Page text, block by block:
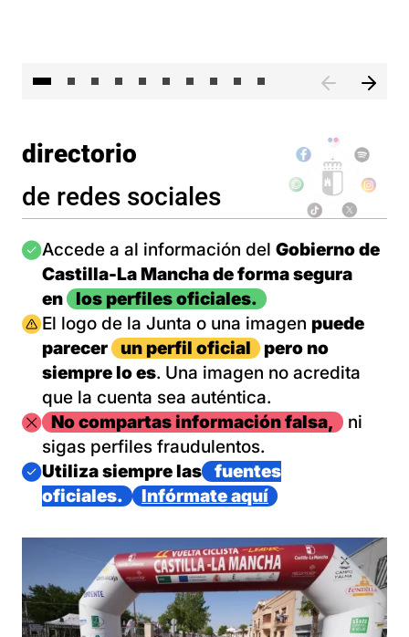
directorio
de redes sociales
Imagen
Accede a al información del Gobierno de
Castilla-La Mancha de forma segura
en
los perfiles oficiales.
Imagen
El logo de la Junta o una imagen puede
parecer
un perfil oficial
pero no
siempre lo es. Una imagen no acredita
que la cuenta sea auténtica.
ImagenNo compartas información falsa,
ni
sigas perfiles fraudulentos.
Imagen
Utiliza siempre las
fuentes
oficiales.
Infórmate aquí